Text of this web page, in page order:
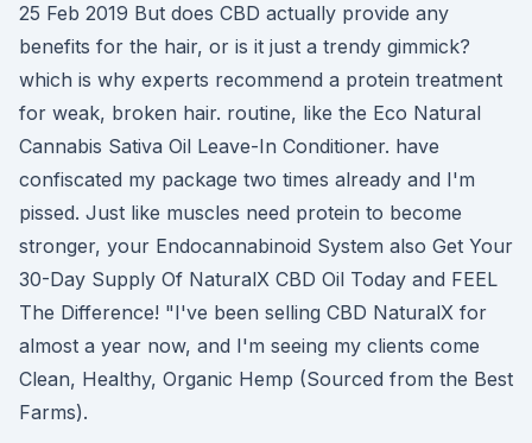
25 Feb 2019 But does CBD actually provide any
benefits for the hair, or is it just a trendy gimmick?
which is why experts recommend a protein treatment
for weak, broken hair. routine, like the Eco Natural
Cannabis Sativa Oil Leave-In Conditioner. have
confiscated my package two times already and I'm
pissed. Just like muscles need protein to become
stronger, your Endocannabinoid System also Get Your
30-Day Supply Of NaturalX CBD Oil Today and FEEL
The Difference! "I've been selling CBD NaturalX for
almost a year now, and I'm seeing my clients come
Clean, Healthy, Organic Hemp (Sourced from the Best
Farms).